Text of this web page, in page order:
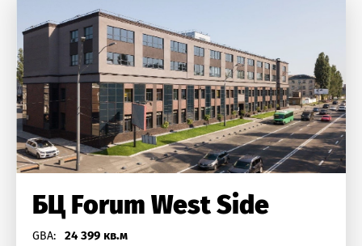
БЦ Forum West Side
GBA: 24 399 кв.м